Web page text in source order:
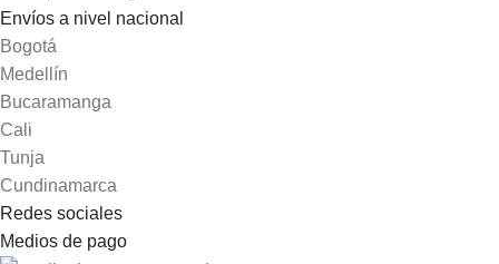
Envíos a nivel nacional
Bogotá
Medellín
Bucaramanga
Cali
Tunja
Cundinamarca
Redes sociales
Medios de pago